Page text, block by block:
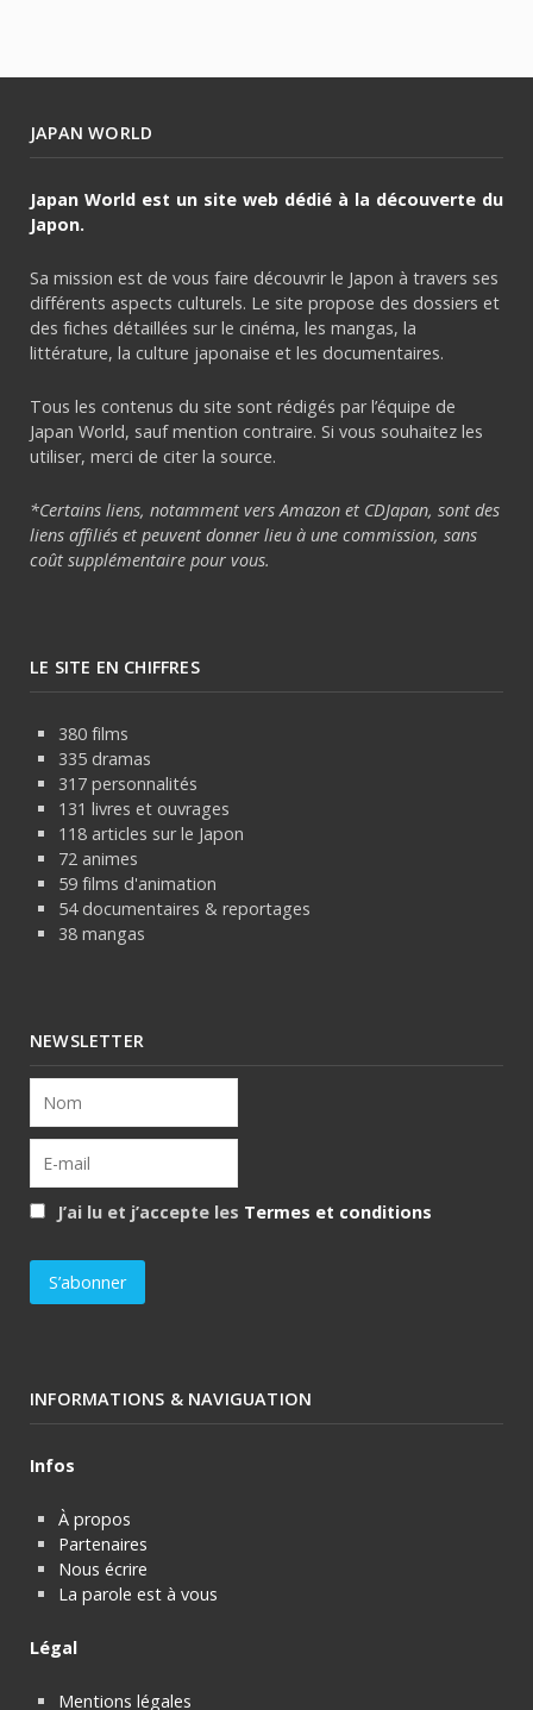
JAPAN WORLD
Japan World est un site web dédié à la découverte du
Japon.
Sa mission est de vous faire découvrir le Japon à travers ses
différents aspects culturels. Le site propose des dossiers et
des fiches détaillées sur le cinéma, les mangas, la
littérature, la culture japonaise et les documentaires.
Tous les contenus du site sont rédigés par l’équipe de
Japan World, sauf mention contraire. Si vous souhaitez les
utiliser, merci de citer la source.
*Certains liens, notamment vers Amazon et CDJapan, sont des
liens affiliés et peuvent donner lieu à une commission, sans
coût supplémentaire pour vous.
LE SITE EN CHIFFRES
380 films
335 dramas
317 personnalités
131 livres et ouvrages
118 articles sur le Japon
72 animes
59 films d'animation
54 documentaires & reportages
38 mangas
NEWSLETTER
J’ai lu et j’accepte les Termes et conditions
INFORMATIONS & NAVIGUATION
Infos
À propos
Partenaires
Nous écrire
La parole est à vous
Légal
Mentions légales